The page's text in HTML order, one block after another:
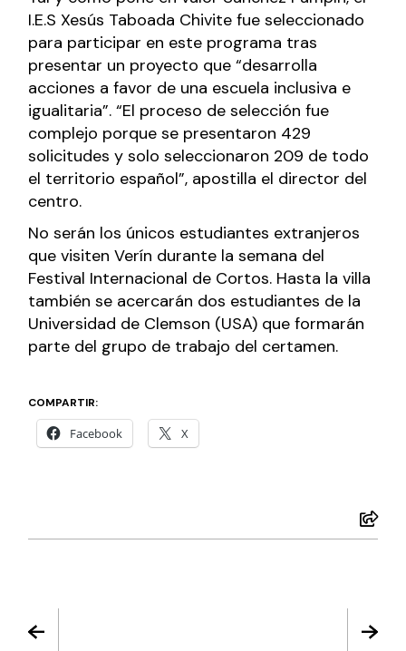
I.E.S Xesús Taboada Chivite fue seleccionado
para participar en este programa tras
presentar un proyecto que “desarrolla
acciones a favor de una escuela inclusiva e
igualitaria”. “El proceso de selección fue
complejo porque se presentaron 429
solicitudes y solo seleccionaron 209 de todo
el territorio español”, apostilla el director del
centro.
No serán los únicos estudiantes extranjeros
que visiten Verín durante la semana del
Festival Internacional de Cortos. Hasta la villa
también se acercarán dos estudiantes de la
Universidad de Clemson (USA) que formarán
parte del grupo de trabajo del certamen.
COMPARTIR:
Facebook X